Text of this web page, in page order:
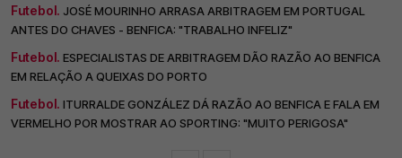
Futebol. JOSÉ MOURINHO ARRASA ARBITRAGEM EM PORTUGAL
ANTES DO CHAVES - BENFICA: "TRABALHO INFELIZ"
Futebol. ESPECIALISTAS DE ARBITRAGEM DÃO RAZÃO AO BENFICA
EM RELAÇÃO A QUEIXAS DO PORTO
Futebol. ITURRALDE GONZÁLEZ DÁ RAZÃO AO BENFICA E FALA EM
VERMELHO POR MOSTRAR AO SPORTING: "MUITO PERIGOSA"